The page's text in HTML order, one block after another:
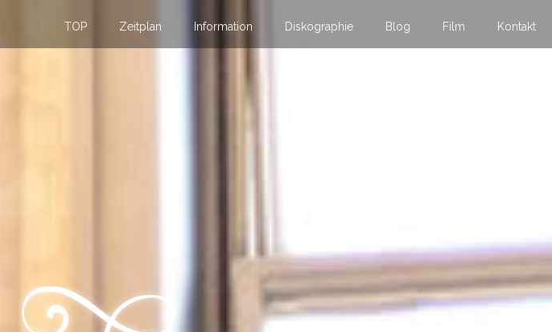
TOP Zeitplan Information Diskographie Blog Film Kontakt